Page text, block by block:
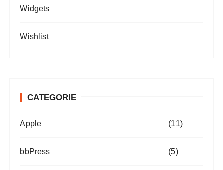
Widgets
Wishlist
CATEGORIE
Apple (11)
bbPress (5)